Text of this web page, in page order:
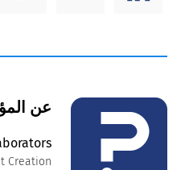
عن
Creation